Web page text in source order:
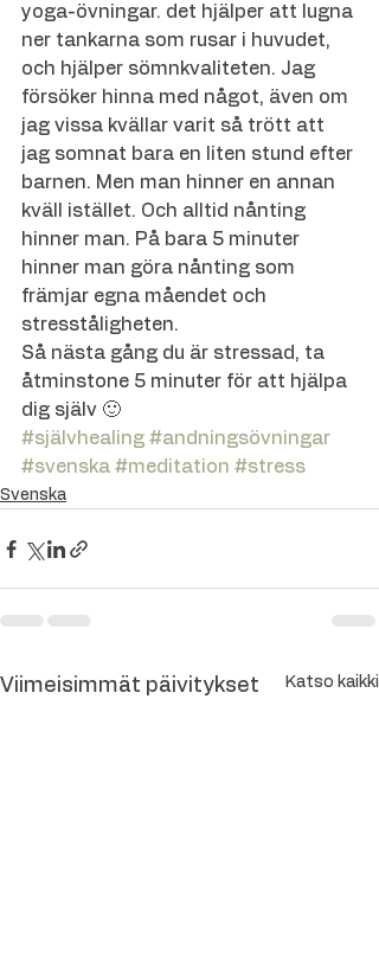
yoga-övningar. det hjälper att lugna
ner tankarna som rusar i huvudet,
och hjälper sömnkvaliteten. Jag
försöker hinna med något, även om
jag vissa kvällar varit så trött att
jag somnat bara en liten stund efter
barnen. Men man hinner en annan
kväll istället. Och alltid nånting
hinner man. På bara 5 minuter
hinner man göra nånting som
främjar egna måendet och
stresståligheten.
Så nästa gång du är stressad, ta
åtminstone 5 minuter för att hjälpa
dig själv 🙂
#självhealing #andningsövningar
#svenska #meditation #stress
Svenska
Viimeisimmät päivitykset Katso kaikki